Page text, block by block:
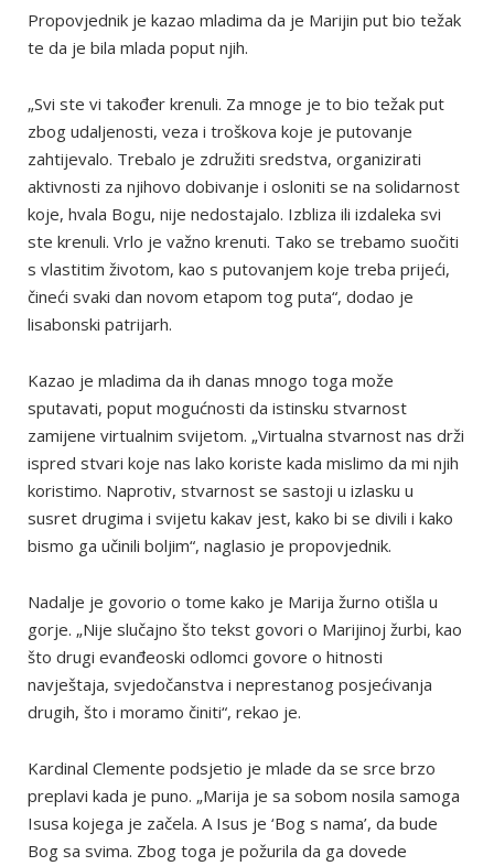
Propovjednik je kazao mladima da je Marijin put bio težak
te da je bila mlada poput njih.
„Svi ste vi također krenuli. Za mnoge je to bio težak put
zbog udaljenosti, veza i troškova koje je putovanje
zahtijevalo. Trebalo je združiti sredstva, organizirati
aktivnosti za njihovo dobivanje i osloniti se na solidarnost
koje, hvala Bogu, nije nedostajalo. Izbliza ili izdaleka svi
ste krenuli. Vrlo je važno krenuti. Tako se trebamo suočiti
s vlastitim životom, kao s putovanjem koje treba prijeći,
čineći svaki dan novom etapom tog puta“, dodao je
lisabonski patrijarh.
Kazao je mladima da ih danas mnogo toga može
sputavati, poput mogućnosti da istinsku stvarnost
zamijene virtualnim svijetom. „Virtualna stvarnost nas drži
ispred stvari koje nas lako koriste kada mislimo da mi njih
koristimo. Naprotiv, stvarnost se sastoji u izlasku u
susret drugima i svijetu kakav jest, kako bi se divili i kako
bismo ga učinili boljim“, naglasio je propovjednik.
Nadalje je govorio o tome kako je Marija žurno otišla u
gorje. „Nije slučajno što tekst govori o Marijinoj žurbi, kao
što drugi evanđeoski odlomci govore o hitnosti
navještaja, svjedočanstva i neprestanog posjećivanja
drugih, što i moramo činiti“, rekao je.
Kardinal Clemente podsjetio je mlade da se srce brzo
preplavi kada je puno. „Marija je sa sobom nosila samoga
Isusa kojega je začela. A Isus je ‘Bog s nama’, da bude
Bog sa svima. Zbog toga je požurila da ga dovede